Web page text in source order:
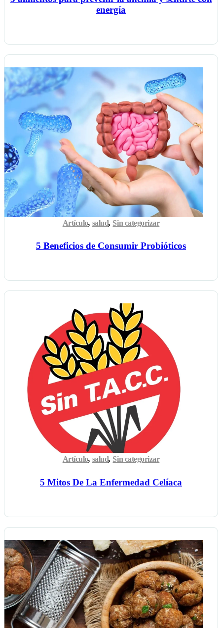
energía
5 Beneficios de Consumir Probióticos
Artículo, salud, Sin categorizar
5 Mitos De La Enfermedad Celíaca
Artículo, salud, Sin categorizar